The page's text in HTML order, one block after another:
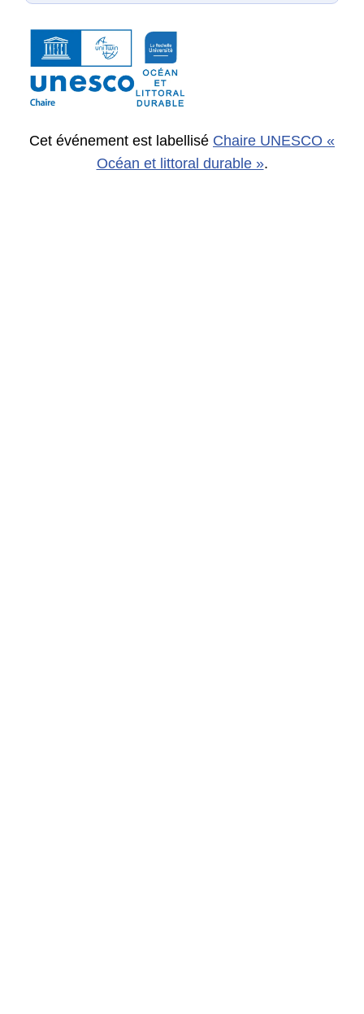
Cet événement est labellisé Chaire UNESCO «
Océan et littoral durable ».